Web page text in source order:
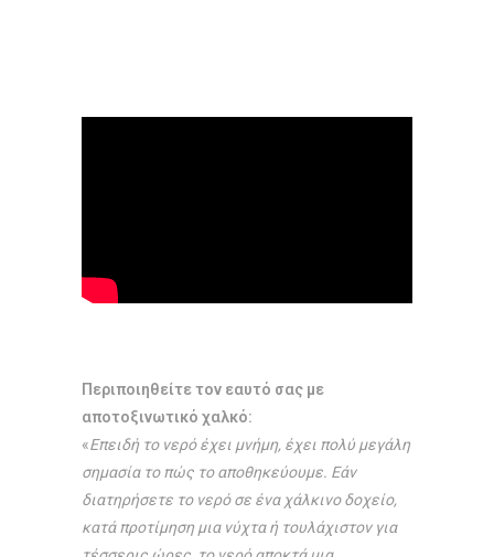
Περιποιηθείτε τον εαυτό σας με
αποτοξινωτικό χαλκό:
«Επειδή το νερό έχει μνήμη, έχει πολύ μεγάλη
σημασία το πώς το αποθηκεύουμε. Εάν
διατηρήσετε το νερό σε ένα χάλκινο δοχείο,
κατά προτίμηση μια νύχτα ή τουλάχιστον για